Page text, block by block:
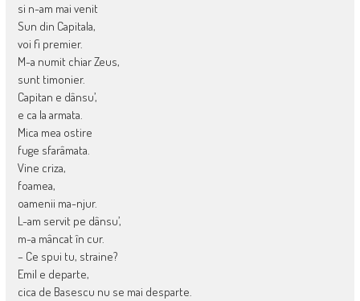
si n-am mai venit
Sun din Capitala,
voi fi premier.
M-a numit chiar Zeus,
sunt timonier.
Capi­tan e dânsu’,
e ca la armata.
Mica mea ostire
fuge sfarâma­ta.
Vine criza,
foamea,
oamenii ma-njur.
L-am servit pe dânsu’,
m-a mâncat în cur.
– Ce spui tu, straine?
Emil e departe,
cica de Basescu nu se mai desparte.